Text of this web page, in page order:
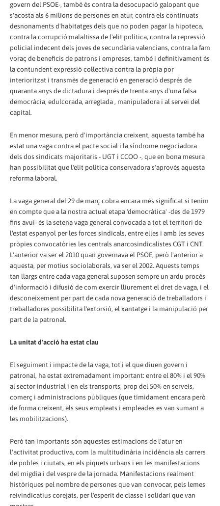
govern del PSOE-, també és contra la desocupació galopant que
s'acosta als 6 milions de persones en atur, contra els continuats
desnonaments d'habitatges dels que no poden pagar la hipoteca,
contra la corrupció malaltissa de l'elit política, contra la repressió
policial indecent dels joves de secundària valencians, contra la fam
voraç de beneficis de patrons i empreses, també i definitivament és
la contundent expressió col·lectiva contra la pròpia por
interioritzat i transmès de generació en generació després de
quaranta anys de dictadura i després de trenta anys d'una falsa
democràcia, edulcorada, arreglada , manipuladora i al servei del
capital.
En menor mesura, però d'importància creixent, aquesta també ha
estat una vaga contra el pacte social i la síndrome negociadora
dels dos sindicats majoritaris - UGT i CCOO -, que en bona mesura
han possibilitat que l'elit política conservadora s'aprovés aquesta
reforma laboral.
La vaga general del 29 de març cobra encara més significat si tenim
en compte que a la nostra actual etapa 'democràtica' -des de 1979
fins avui- és la setena vaga general convocada a tot el territori de
l'estat espanyol per les forces sindicals, entre elles i amb les seves
pròpies convocatòries les centrals anarcosindicalistes CGT i CNT.
L'anterior va ser el 2010 quan governava el PSOE, però l'anterior a
aquesta, per motius sociolaborals, va ser el 2002. Aquests temps
tan llargs entre cada vaga general suposen sempre un ardu procés
d'informació i difusió de com exercir lliurement el dret de vaga, i el
desconeixement per part de cada nova generació de treballadors i
treballadores possibilita l'extorsió, el xantatge i la manipulació per
part de la patronal.
La unitat d'acció ha estat clau
El seguiment i impacte de la vaga, tot i el que diuen govern i
patronal, ha estat extremadament important: entre el 80% i el 90%
al sector industrial i en els transports, prop del 50% en serveis,
comerç i administracions públiques (que tímidament encara però
de forma creixent, els seus empleats i empleades es van sumant a
les mobilitzacions).
Però tan importants són aquestes estimacions de l'atur en
l'activitat productiva, com la multitudinària incidència als carrers
de pobles i ciutats, en els piquets urbans i en les manifestacions
del migdia i del vespre de la jornada. Manifestacions realment
històriques pel nombre de persones que van convocar, pels lemes
reivindicatius corejats, per l'esperit de classe i solidari que van